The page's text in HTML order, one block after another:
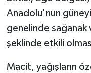
Anadolu'nun
genelinde sağanak
şeklinde etkili
Macit, yağışların